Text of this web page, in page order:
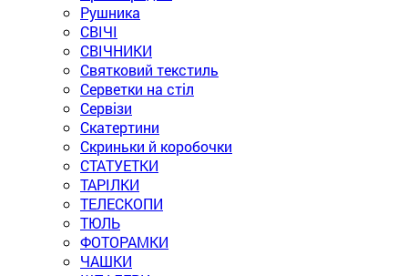
Рушника
СВІЧІ
СВІЧНИКИ
Святковий текстиль
Серветки на стіл
Сервізи
Скатертини
Скриньки й коробочки
СТАТУЕТКИ
ТАРІЛКИ
ТЕЛЕСКОПИ
ТЮЛЬ
ФОТОРАМКИ
ЧАШКИ